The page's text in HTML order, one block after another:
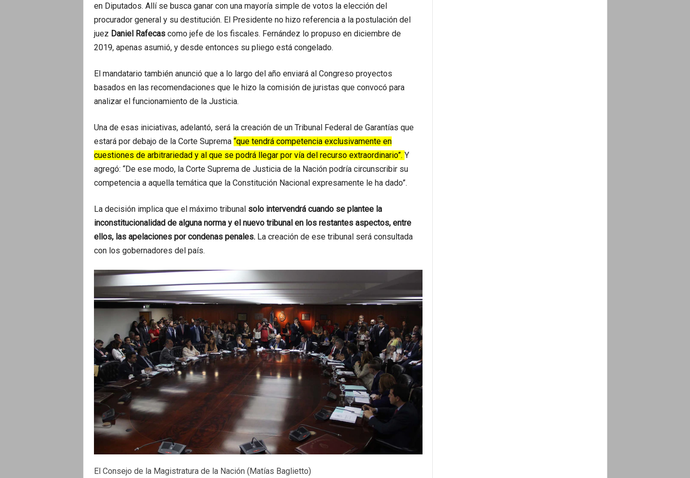
en Diputados. Allí se busca ganar con una mayoría simple de votos la elección del
procurador general y su destitución. El Presidente no hizo referencia a la postulación del
juez Daniel Rafecas como jefe de los fiscales. Fernández lo propuso en diciembre de
2019, apenas asumió, y desde entonces su pliego está congelado.
El mandatario también anunció que a lo largo del año enviará al Congreso proyectos
basados en las recomendaciones que le hizo la comisión de juristas que convocó para
analizar el funcionamiento de la Justicia.
Una de esas iniciativas, adelantó, será la creación de un Tribunal Federal de Garantías que
estará por debajo de la Corte Suprema “que tendrá competencia exclusivamente en
cuestiones de arbitrariedad y al que se podrá llegar por vía del recurso extraordinario”. Y
agregó: “De ese modo, la Corte Suprema de Justicia de la Nación podría circunscribir su
competencia a aquella temática que la Constitución Nacional expresamente le ha dado”.
La decisión implica que el máximo tribunal solo intervendrá cuando se plantee la
inconstitucionalidad de alguna norma y el nuevo tribunal en los restantes aspectos, entre
ellos, las apelaciones por condenas penales.La creación de ese tribunal será consultada
con los gobernadores del país.
El Consejo de la Magistratura de la Nación (Matías Baglietto)